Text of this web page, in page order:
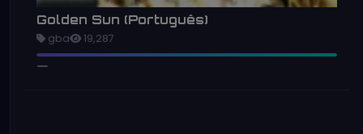
Golden Sun (Português)
gba 19,287